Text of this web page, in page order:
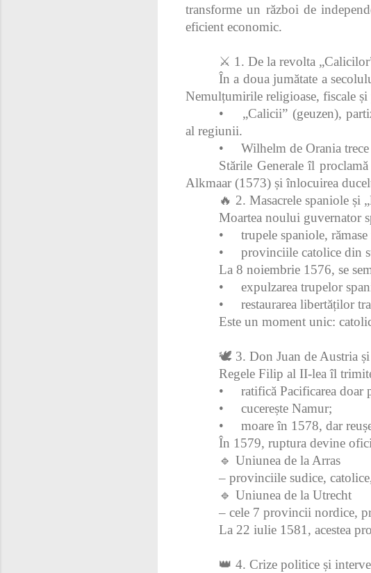
transforme un război de
eficient economic.
⚔ 1. De la revolta
În a doua jumătate a
Nemulțumirile religioase, fiscale
•
„Calicii” (geuzen),
al regiunii.
•
Wilhelm de Orania
Stările Generale îl
Alkmaar (1573) și înlocuirea
🔥 2. Masacrele spaniole și
Moartea noului guvernator
•
trupele spaniole,
•
provinciile catolice din
La 8 noiembrie 1576, se
•
expulzarea trupelor
•
restaurarea libertăților
Este un moment unic:
🕊 3. Don Juan de Austria
Regele Filip al II‑lea îl
•
ratifică Pacificarea doar
•
cucerește Namur;
•
moare în 1578, dar
În 1579, ruptura devine
🔹 Uniunea de la Arras
– provinciile sudice,
🔹 Uniunea de la Utrecht
– cele 7 provincii nordice,
La 22 iulie 1581, acestea
👑 4. Crize politice și